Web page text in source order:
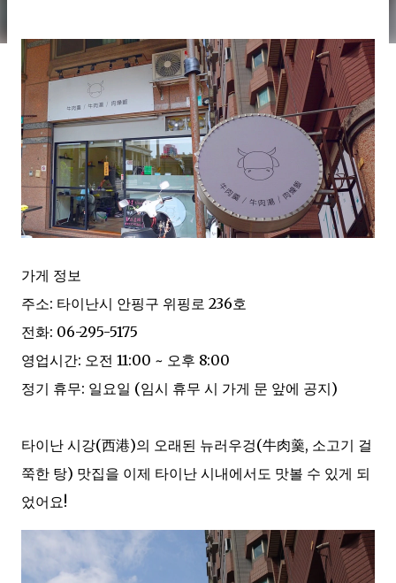
가게 정보
주소: 타이난시 안핑구 위핑로 236호
전화: 06-295-5175
영업시간: 오전 11:00 ~ 오후 8:00
정기 휴무: 일요일 (임시 휴무 시 가게 문 앞에 공지)
타이난 시강(西港)의 오래된 뉴러우겅(牛肉羹, 소고기 걸
쭉한 탕) 맛집을 이제 타이난 시내에서도 맛볼 수 있게 되
었어요!